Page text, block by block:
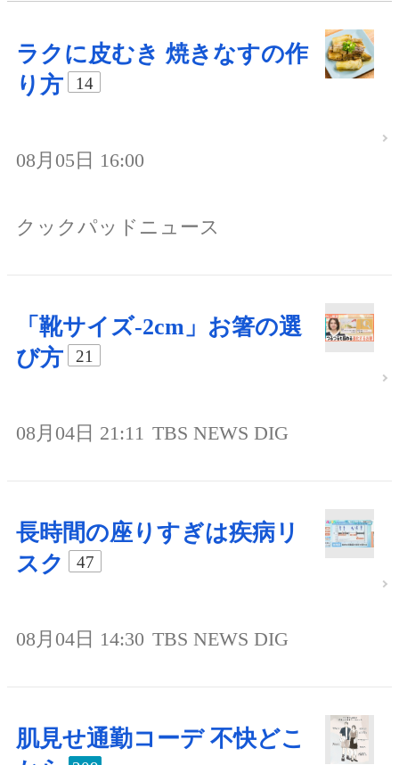
ラクに皮むき 焼きなすの作
り方
14
08月05日 16:00
クックパッドニュース
「靴サイズ-2cm」お箸の選
び方
21
08月04日 21:11 TBS NEWS DIG
長時間の座りすぎは疾病リ
スク
47
08月04日 14:30 TBS NEWS DIG
肌見せ通勤コーデ 不快どこ